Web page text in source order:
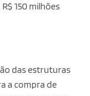
150 milhões
das estruturas
a compra de